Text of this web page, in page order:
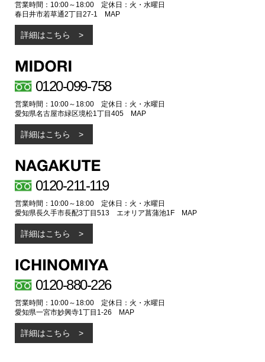
営業時間：10:00～18:00 定休日：火・水曜日
春日井市若草通2丁目27-1
MAP
詳細はこちら
0120-099-758
営業時間：10:00～18:00 定休日：火・水曜日
愛知県名古屋市緑区境松1丁目405
MAP
詳細はこちら
0120-211-119
営業時間：10:00～18:00 定休日：火・水曜日
愛知県長久手市長配3丁目513 エオリア菖蒲池1F
MAP
詳細はこちら
0120-880-226
営業時間：10:00～18:00 定休日：火・水曜日
愛知県一宮市妙興寺1丁目1-26
MAP
詳細はこちら